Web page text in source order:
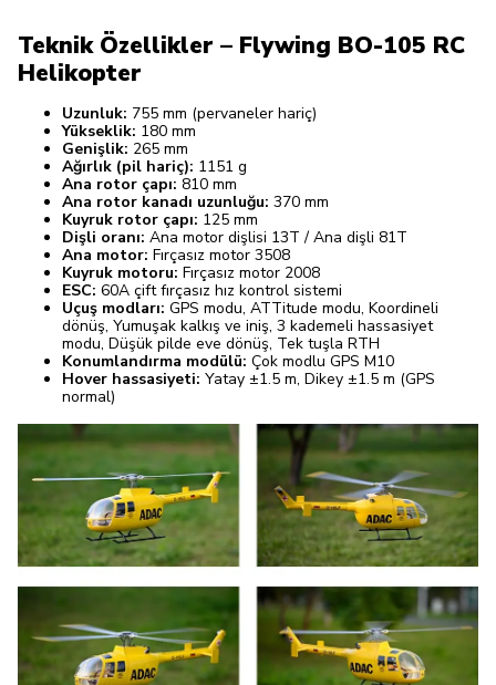
Teknik Özellikler – Flywing BO-105 RC
Helikopter
Uzunluk: 755 mm (pervaneler hariç)
Yükseklik: 180 mm
Genişlik: 265 mm
Ağırlık (pil hariç): 1151 g
Ana rotor çapı: 810 mm
Ana rotor kanadı uzunluğu: 370 mm
Kuyruk rotor çapı: 125 mm
Dişli oranı: Ana motor dişlisi 13T / Ana dişli 81T
Ana motor: Fırçasız motor 3508
Kuyruk motoru: Fırçasız motor 2008
ESC: 60A çift fırçasız hız kontrol sistemi
Uçuş modları: GPS modu, ATTitude modu, Koordineli
dönüş, Yumuşak kalkış ve iniş, 3 kademeli hassasiyet
modu, Düşük pilde eve dönüş, Tek tuşla RTH
Konumlandırma modülü: Çok modlu GPS M10
Hover hassasiyeti: Yatay ±1.5 m, Dikey ±1.5 m (GPS
normal)